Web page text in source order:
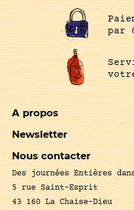
par
A propos
Newsletter
Nous contacter
Des journées Entières
5 rue Saint-Esprit
43 160 La Chaise-Dieu